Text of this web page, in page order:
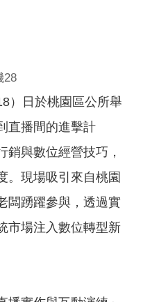
28
）日於桃園區公所舉
直播間的進擊計
銷與數位經營技巧，
。現場吸引來自桃園
闆踴躍參與，透過實
市場注入數位轉型新